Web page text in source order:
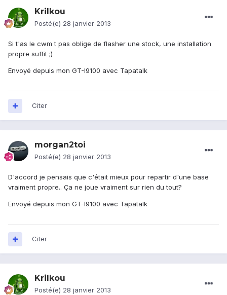
Krilkou
Posté(e) 28 janvier 2013
Si t'as le cwm t pas oblige de flasher une stock, une installation
propre suffit ;)
Envoyé depuis mon GT-I9100 avec Tapatalk
Citer
morgan2toi
Posté(e) 28 janvier 2013
D'accord je pensais que c'était mieux pour repartir d'une base
vraiment propre.. Ça ne joue vraiment sur rien du tout?
Envoyé depuis mon GT-I9100 avec Tapatalk
Citer
Krilkou
Posté(e) 28 janvier 2013